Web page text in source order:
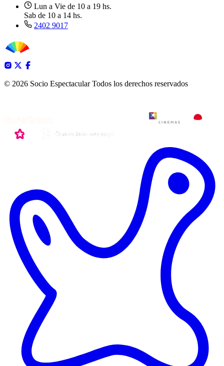
Lun a Vie de 10 a 19 hs.
Sab de 10 a 14 hs.
2402 9017
© 2026 Socio Espectacular Todos los derechos reservados